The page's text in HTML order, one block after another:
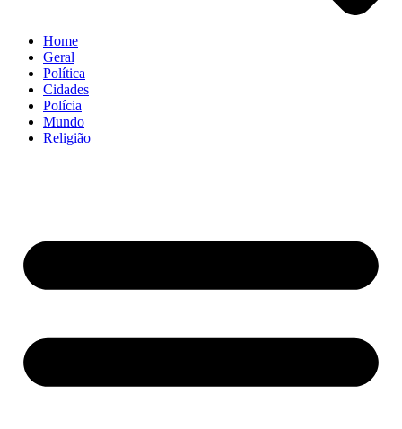
Home
Geral
Política
Cidades
Polícia
Mundo
Religião